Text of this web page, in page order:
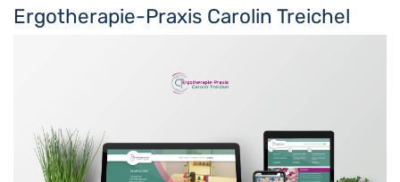
Ergotherapie-Praxis Carolin Treichel